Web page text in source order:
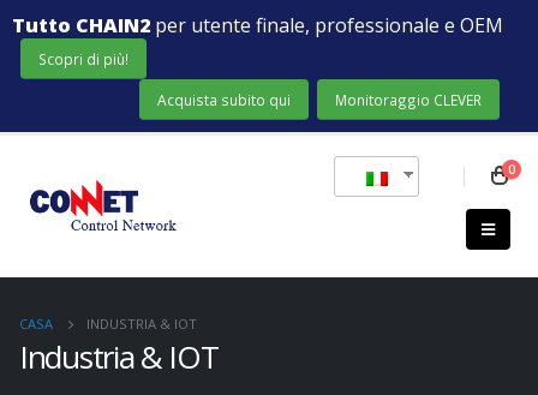
Tutto CHAIN2per utente finale, professionale e OEM
Scopri di più!
Acquista subito qui Monitoraggio CLEVER
0
CASA INDUSTRIA & IOT
Industria & IOT